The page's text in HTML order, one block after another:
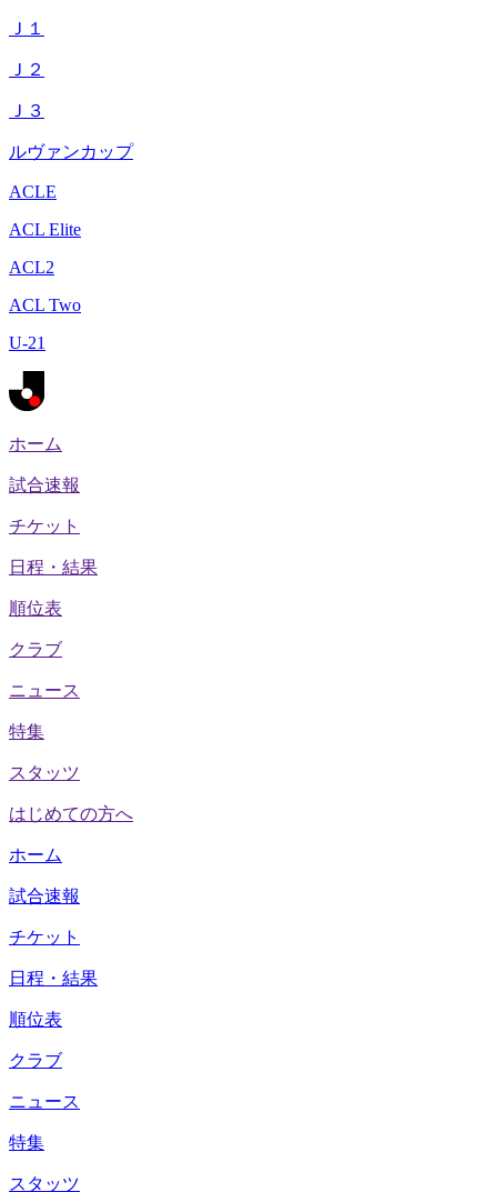
Ｊ１
Ｊ２
Ｊ３
ルヴァンカップ
ACLE
ACL Elite
ACL2
ACL Two
U-21
ホーム
試合速報
チケット
日程・結果
順位表
クラブ
ニュース
特集
スタッツ
はじめての方へ
ホーム
試合速報
チケット
日程・結果
順位表
クラブ
ニュース
特集
スタッツ